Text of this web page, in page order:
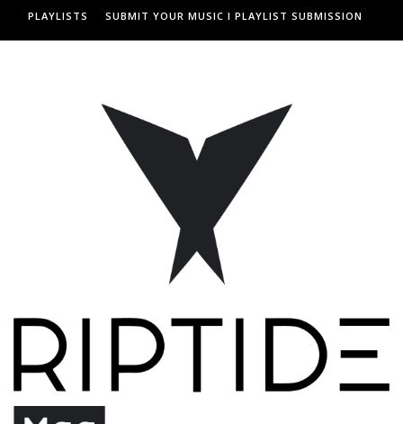
PLAYLISTS SUBMIT YOUR MUSIC I PLAYLIST SUBMISSION